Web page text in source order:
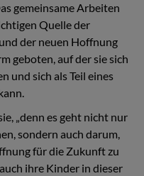
gemeinsame Arbeiten
Quelle der
der neuen Hoffnung
geboten, auf der sie sich
und sich als Teil eines
„denn es geht nicht nur
sondern auch darum,
für die Zukunft zu
ihre Kinder in dieser